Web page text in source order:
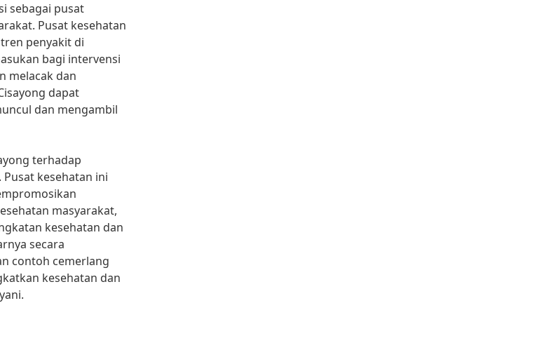
sebagai pusat
Pusat kesehatan
penyakit di
bagi intervensi
melacak dan
dapat
dan mengambil
terhadap
kesehatan ini
masyarakat,
kesehatan dan
secara
contoh cemerlang
kesehatan dan